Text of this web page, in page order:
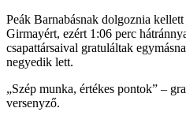
Peák Barnabásnak dolgoznia
Girmayért, ezért 1:06 perc
csapattársaival gratuláltak
negyedik lett.
Szép munka, értékes pontok
–
versenyző.